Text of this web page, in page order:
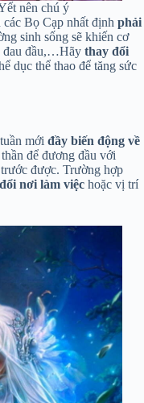
nên chú ý
Bọ Cạp nhất định phải
sinh sống sẽ khiến cơ
đau đầu,…Hãy thay đổi
dục thể thao để tăng sức
mới đầy biến động về
để đương đầu với
được. Trường hợp
nơi làm việc hoặc vị trí